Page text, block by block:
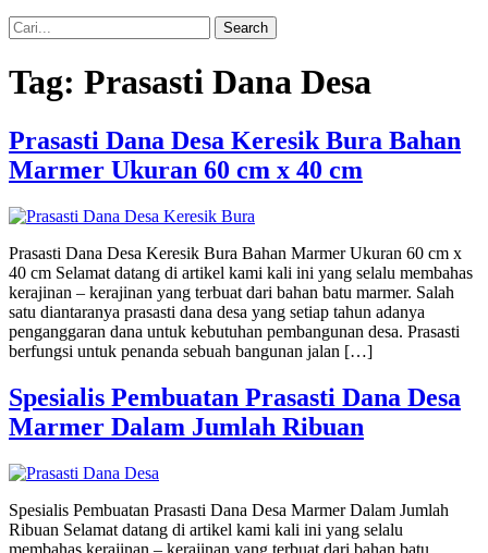
Search
Tag: Prasasti Dana Desa
Prasasti Dana Desa Keresik Bura Bahan
Marmer Ukuran 60 cm x 40 cm
Prasasti Dana Desa Keresik Bura Bahan Marmer Ukuran 60 cm x
40 cm Selamat datang di artikel kami kali ini yang selalu membahas
kerajinan – kerajinan yang terbuat dari bahan batu marmer. Salah
satu diantaranya prasasti dana desa yang setiap tahun adanya
penganggaran dana untuk kebutuhan pembangunan desa. Prasasti
berfungsi untuk penanda sebuah bangunan jalan […]
Spesialis Pembuatan Prasasti Dana Desa
Marmer Dalam Jumlah Ribuan
Spesialis Pembuatan Prasasti Dana Desa Marmer Dalam Jumlah
Ribuan Selamat datang di artikel kami kali ini yang selalu
membahas kerajinan – kerajinan yang terbuat dari bahan batu